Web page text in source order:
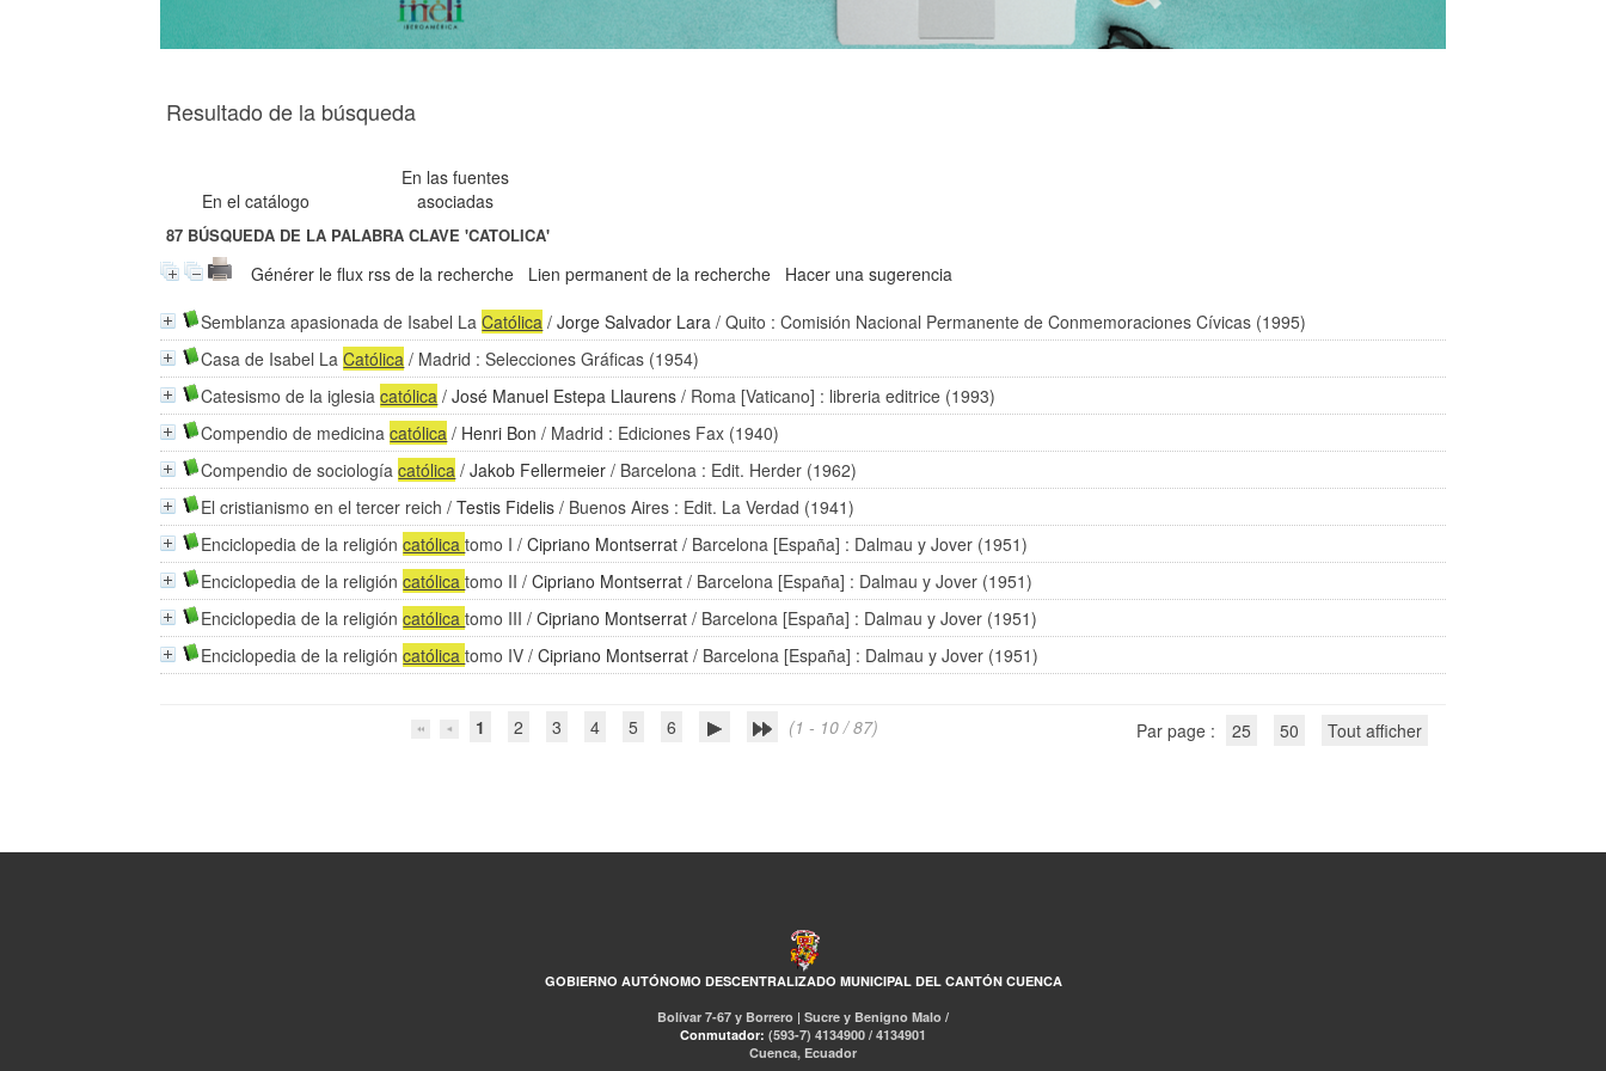
Resultado de la búsqueda
En el catálogo
En las fuentes
asociadas
87 BÚSQUEDA DE LA PALABRA CLAVE'CATOLICA'
Générer le flux rss de la recherche Lien permanent de la recherche
Hacer una sugerencia
Semblanza apasionada de Isabel LaCatólica /Jorge Salvador Lara / Quito : Comisión Nacional Permanente de Conmemoraciones Cívicas (1995)
Casa de Isabel LaCatólica / Madrid : Selecciones Gráficas (1954)
Catesismo de la iglesiacatólica /José Manuel Estepa Llaurens / Roma [Vaticano] : libreria editrice (1993)
Compendio de medicinacatólica / Henri Bon / Madrid : Ediciones Fax (1940)
Compendio de sociologíacatólica /Jakob Fellermeier / Barcelona : Edit. Herder (1962)
El cristianismo en el tercer reich /Testis Fidelis / Buenos Aires : Edit. La Verdad (1941)
Enciclopedia de la religióncatólicatomo I /Cipriano Montserrat / Barcelona [España] : Dalmau y Jover (1951)
Enciclopedia de la religióncatólicatomo II /Cipriano Montserrat / Barcelona [España] : Dalmau y Jover (1951)
Enciclopedia de la religióncatólicatomo III /Cipriano Montserrat / Barcelona [España] : Dalmau y Jover (1951)
Enciclopedia de la religióncatólicatomo IV /Cipriano Montserrat / Barcelona [España] : Dalmau y Jover (1951)
1 2 3 4 5 6 (1 - 10 / 87) Par page : 25 50 Tout afficher
GOBIERNO AUTÓNOMO DESCENTRALIZADO MUNICIPAL DEL CANTÓN CUENCA
Bolívar 7-67 y Borrero | Sucre y Benigno Malo /
Conmutador: (593-7) 4134900 / 4134901
Cuenca, Ecuador